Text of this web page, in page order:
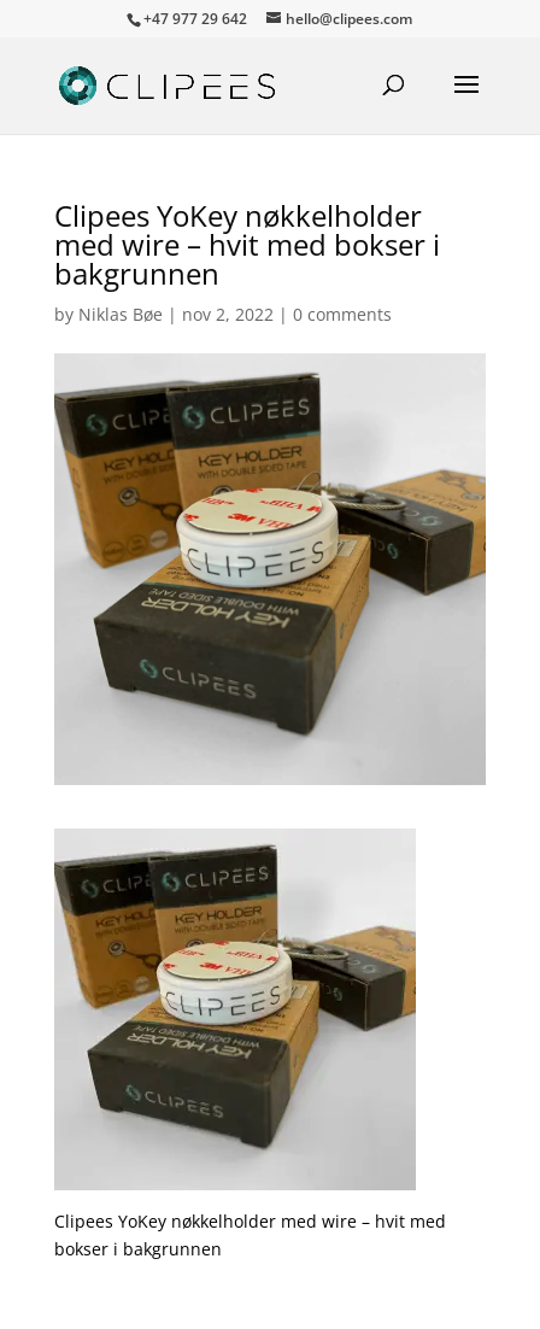
+47 977 29 642 hello@clipees.com
Clipees YoKey nøkkelholder
med wire – hvit med bokser i
bakgrunnen
by Niklas Bøe | nov 2, 2022| 0 comments
Clipees YoKey nøkkelholder med wire – hvit med
bokser i bakgrunnen